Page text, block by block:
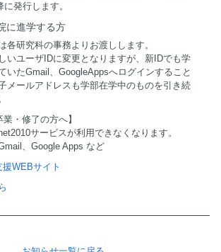
発行します。
に進学する方
各研究科の事務よりお渡しします。
いユーザIDに変更となりますが、新IDでも学
いたGmail、GoogleAppsへログインすること
メールアドレスも学部在学中のものを引き続
業・修了の方へ】
サービスが利用できなくなります。
、Google Apps など
WEBサイト